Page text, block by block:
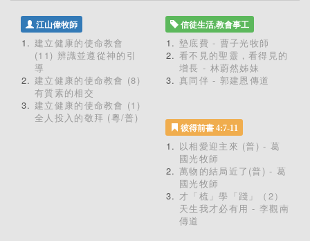
江山偉牧師
建立健康的使命教會
(11) 辨識並遵從神的引
導
建立健康的使命教會 (8)
有質素的相交
建立健康的使命教會 (1)
全人投入的敬拜 (粵/普)
信徒生活,教會事工
墊底費 - 曹子光牧師
看不見的聖靈，看得見的
增長 - 林蔚然姊妹
真同伴 - 郭建恩傳道
彼得前書 4:7-11
以相愛迎主來 (普) - 葛
國光牧師
萬物的結局近了(普) - 葛
國光牧師
才「梳」學「踐」（2）
天生我才必有用 - 李觀南
傳道